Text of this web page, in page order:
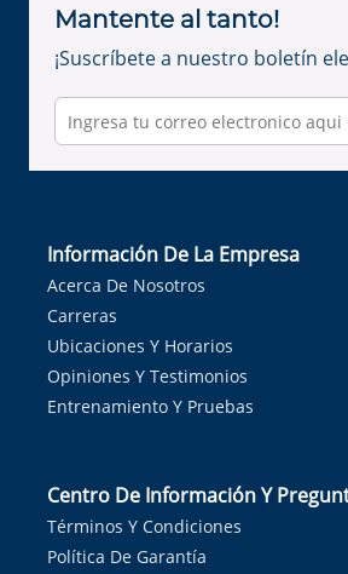
Mantente al tanto!
¡Suscríbete a nuestro boletín
Información De La Empresa
Acerca De Nosotros
Carreras
Ubicaciones Y Horarios
Opiniones Y Testimonios
Entrenamiento Y Pruebas
Centro De Información Y
Términos Y Condiciones
Política De Garantía